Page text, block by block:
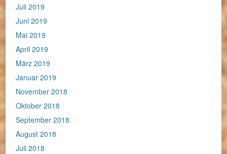
Juli 2019
Juni 2019
Mai 2019
April 2019
März 2019
Januar 2019
November 2018
Oktober 2018
September 2018
August 2018
Juli 2018